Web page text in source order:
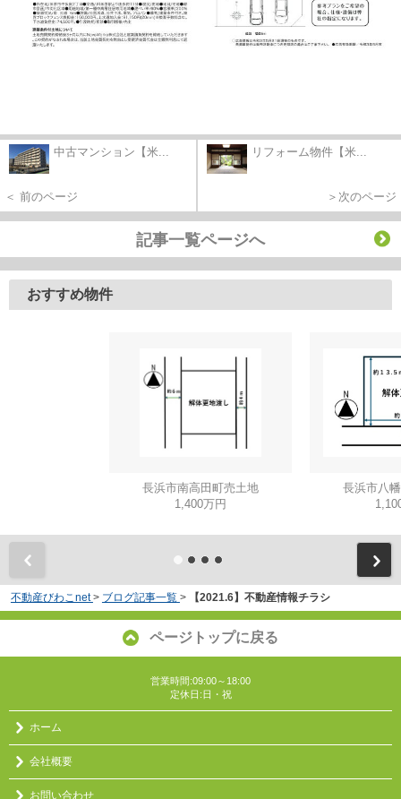
中古マンション【米...
＜ 前のページ
リフォーム物件【米...
＞次のページ
記事一覧ページへ
おすすめ物件
長浜市南高田町売土地
1,400万円
長浜市八
不動産びわこnet > ブログ記事一覧 > 【2021.6】不動産情報チラシ
ページトップに戻る
営業時間:09:00～18:00
定休日:日・祝
ホーム
会社概要
お問い合わせ